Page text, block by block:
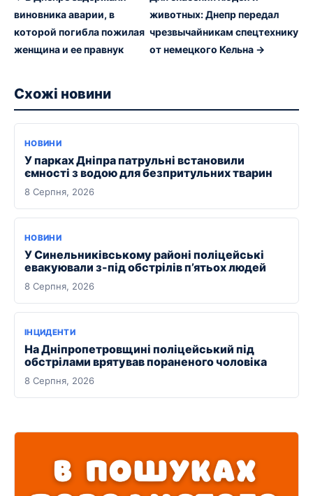
виновника аварии, в
которой погибла пожилая
женщина и ее правнук
животных: Днепр передал
чрезвычайникам спецтехнику
от немецкого Кельна →
Схожі новини
НОВИНИ
У парках Дніпра патрульні встановили
ємності з водою для безпритульних тварин
8 Серпня, 2026
НОВИНИ
У Синельниківському районі поліцейські
евакуювали з-під обстрілів п’ятьох людей
8 Серпня, 2026
ІНЦИДЕНТИ
На Дніпропетровщині поліцейський під
обстрілами врятував пораненого чоловіка
8 Серпня, 2026